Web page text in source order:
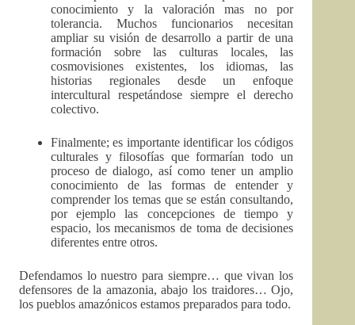
conocimiento y la valoración mas no por
tolerancia. Muchos funcionarios necesitan
ampliar su visión de desarrollo a partir de una
formación sobre las culturas locales, las
cosmovisiones existentes, los idiomas, las
historias regionales desde un enfoque
intercultural respetándose siempre el derecho
colectivo.
Finalmente; es importante identificar los códigos
culturales y filosofías que formarían todo un
proceso de dialogo, así como tener un amplio
conocimiento de las formas de entender y
comprender los temas que se están consultando,
por ejemplo las concepciones de tiempo y
espacio, los mecanismos de toma de decisiones
diferentes entre otros.
Defendamos lo nuestro para siempre… que vivan los
defensores de la amazonia, abajo los traidores… Ojo,
los pueblos amazónicos estamos preparados para todo.